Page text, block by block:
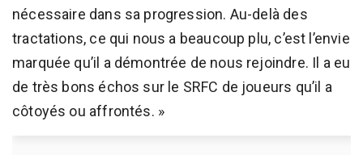
nécessaire dans sa progression. Au-delà des
tractations, ce qui nous a beaucoup plu, c’est l’envie
marquée qu’il a démontrée de nous rejoindre. Il a eu
de très bons échos sur le SRFC de joueurs qu’il a
côtoyés ou affrontés. »